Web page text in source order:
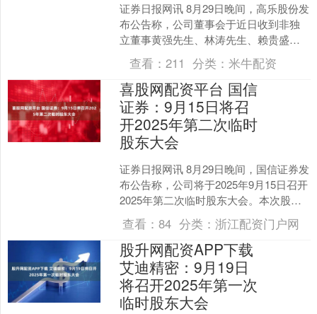
证券日报网讯 8月29日晚间，高乐股份发
布公告称，公司董事会于近日收到非独
立董事黄强先生、林涛先生、赖贵盛先
生的辞职报告，黄强先生、林涛先生、
赖贵盛先生鉴于公司....
查看：211 分类：米牛配资
喜股网配资平台 国信
证券：9月15日将召
开2025年第二次临时
股东大会
证券日报网讯 8月29日晚间，国信证券发
布公告称，公司将于2025年9月15日召开
2025年第二次临时股东大会。本次股东
大会将审议《关于修订公司章程及其附
件的议....
查看： 84 分类： 浙江配资门户网
股升网配资APP下载
艾迪精密：9月19日
将召开2025年第一次
临时股东大会